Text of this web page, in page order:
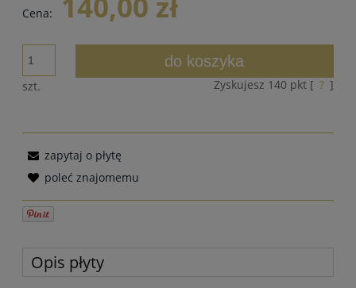
Cena:
szt.
do koszyka
Zyskujesz 140 pkt [ ? ]
zapytaj o płytę
poleć znajomemu
Opis płyty